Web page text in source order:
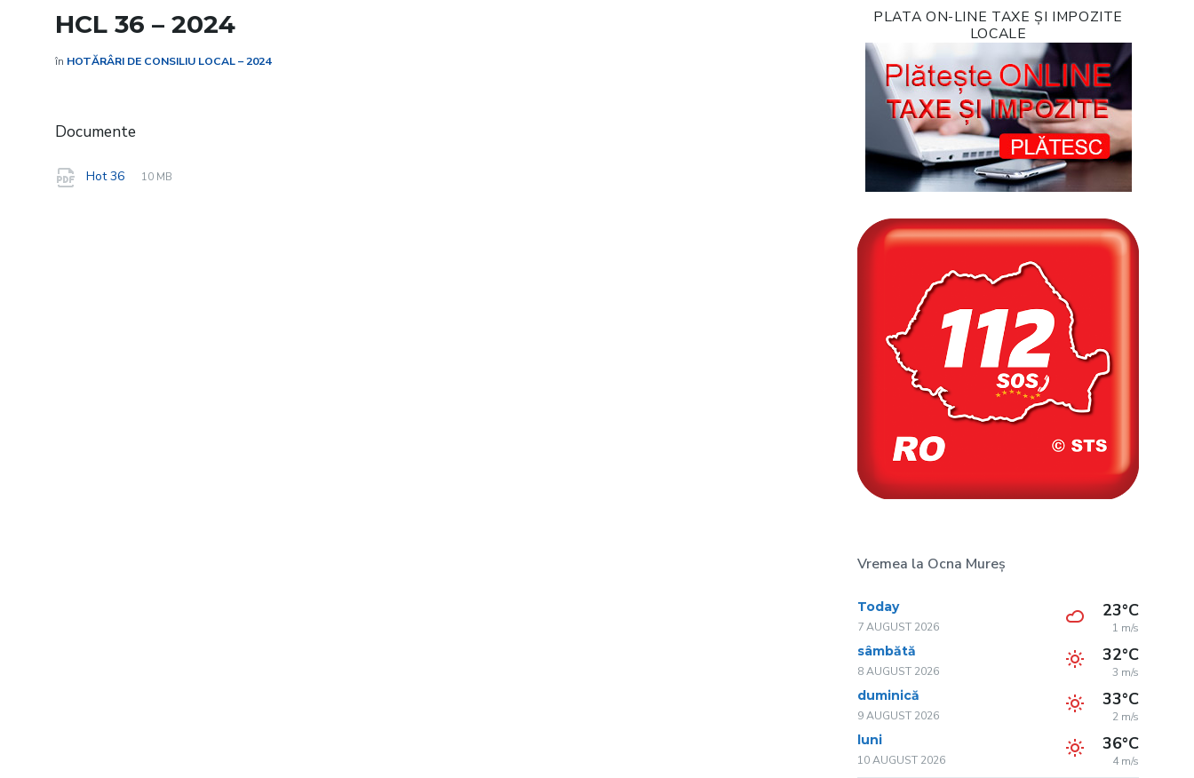
HCL 36 – 2024
în HOTĂRÂRI DE CONSILIU LOCAL – 2024
Documente
Hot 36
File
pdf
File
10 MB
PLATA ON-LINE TAXE ȘI IMPOZITE
LOCALE
Vremea la Ocna Mureș
Today
7 AUGUST 2026
23°C
1 m/s
sâmbătă
8 AUGUST 2026
32°C
3 m/s
duminică
9 AUGUST 2026
33°C
2 m/s
luni
10 AUGUST 2026
36°C
4 m/s